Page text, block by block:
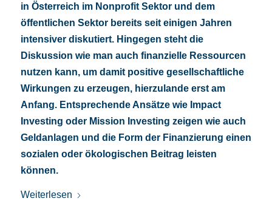
in Österreich im Nonprofit Sektor und dem
öffentlichen Sektor bereits seit einigen Jahren
intensiver diskutiert. Hingegen steht die
Diskussion wie man auch finanzielle Ressourcen
nutzen kann, um damit positive gesellschaftliche
Wirkungen zu erzeugen, hierzulande erst am
Anfang. Entsprechende Ansätze wie Impact
Investing oder Mission Investing zeigen wie auch
Geldanlagen und die Form der Finanzierung einen
sozialen oder ökologischen Beitrag leisten
können.
Weiterlesen